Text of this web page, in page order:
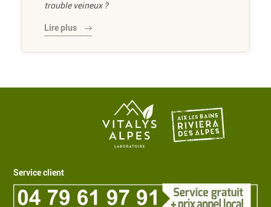
trouble veineux ?
Lire plus
Service client